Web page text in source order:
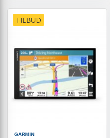
TILBUD
GARMIN